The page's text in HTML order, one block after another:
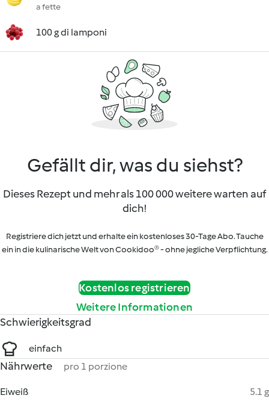
a fette
100 g di lamponi
Gefällt dir, was du siehst?
Dieses Rezept und mehr als 100 000 weitere warten auf
dich!
Registriere dich jetzt und erhalte ein kostenloses 30-Tage Abo. Tauche
ein in die kulinarische Welt von Cookidoo® - ohne jegliche Verpflichtung.
Kostenlos registrieren
Weitere Informationen
Schwierigkeitsgrad
einfach
Nährwerte pro 1 porzione
Eiweiß
5.1 g